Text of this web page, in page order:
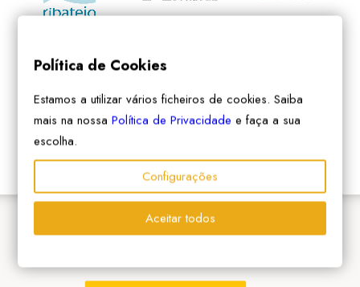
Política de Cookies
Estamos a utilizar vários ficheiros de cookies. Saiba
mais na nossaPolítica de Privacidade e faça a sua
escolha.
Configurações
Aceitar todos